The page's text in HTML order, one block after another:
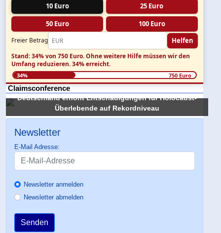
10 Euro
25 Euro
50 Euro 100 Euro
Freier Betrag Helfen
Stand: 34% von 750 Euro.Ohne weitere Hilfe müssen wir den
Umfang reduzieren.34% erreicht.
34% 750 Euro
Claimsconference
Deutschland erhöht Entschädigungen für Holocaust-
Überlebende auf Rekordniveau
Newsletter
E-Mail Adresse:
Newsletter anmelden
Newsletter abmelden
Senden